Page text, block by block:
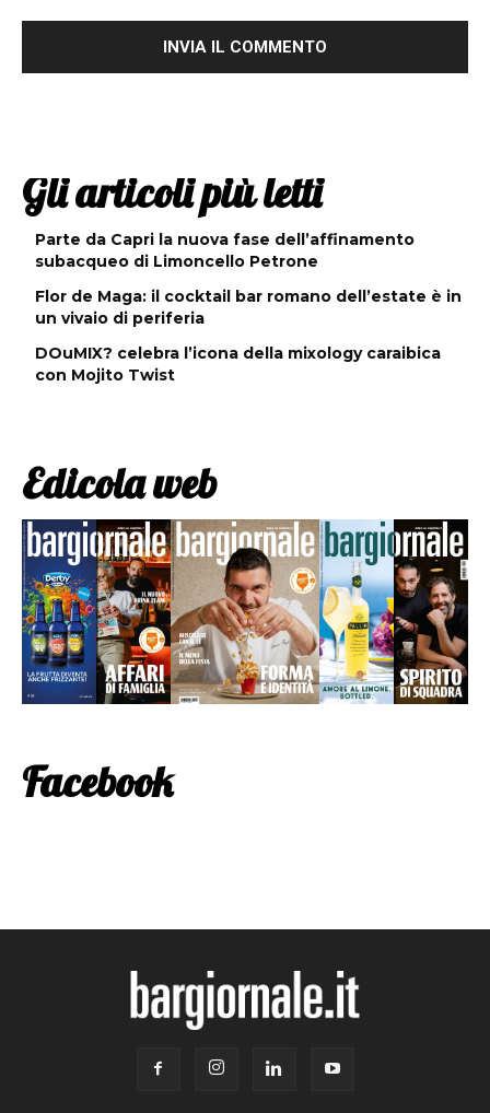
Gli articoli più letti
Parte da Capri la nuova fase dell’affinamento
subacqueo di Limoncello Petrone
Flor de Maga: il cocktail bar romano dell’estate è in
un vivaio di periferia
DOuMIX? celebra l’icona della mixology caraibica
con Mojito Twist
Edicola web
Facebook